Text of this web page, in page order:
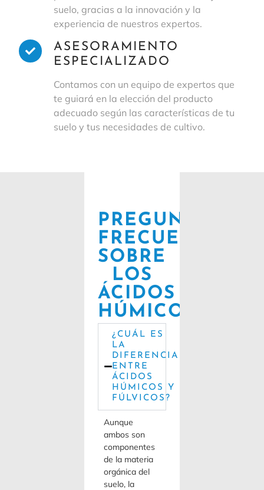
suelo, gracias a la innovación y la
experiencia de nuestros expertos.
ASESORAMIENTO
ESPECIALIZADO
Contamos con un equipo de expertos que
te guiará en la elección del producto
adecuado según las características de tu
suelo y tus necesidades de cultivo.
PREGUNTAS
FRECUENTES
SOBRE
LOS
ÁCIDOS
HÚMICOS
¿CUÁL ES
LA
DIFERENCIA
ENTRE
ÁCIDOS
HÚMICOS Y
FÚLVICOS?
Aunque
ambos son
componentes
de la materia
orgánica del
suelo, la